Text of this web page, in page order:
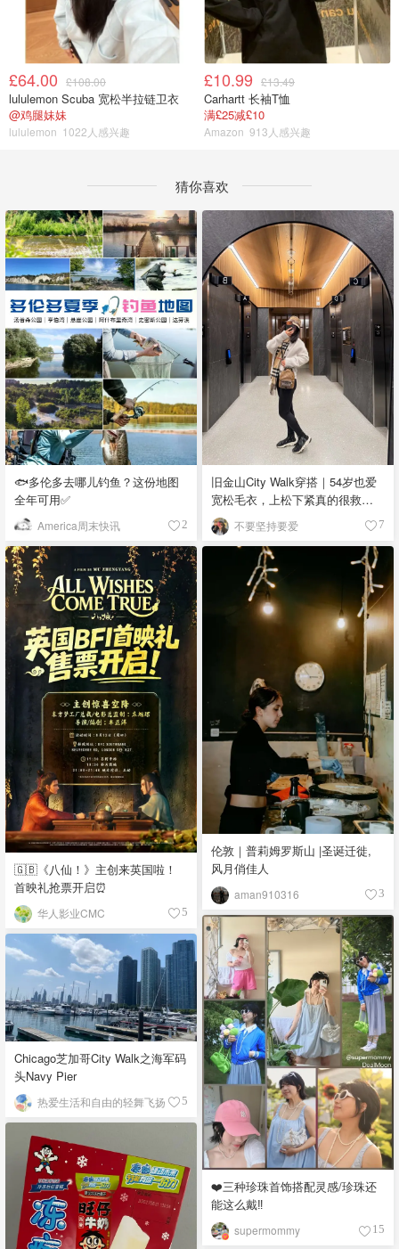
£64.00 £108.00
lululemon Scuba 宽松半拉链卫衣
@鸡腿妹妹
lululemon 1022人感兴趣
£10.99 £13.49
Carhartt 长袖T恤
满£25减£10
Amazon 913人感兴趣
猜你喜欢
🐟多伦多去哪儿钓鱼？这份地图
全年可用✅
America周末快讯 2
旧金山City Walk穿搭｜54岁也爱
宽松毛衣，上松下紧真的很救比
例
不要坚持要爱 7
🇬🇧《八仙！》主创来英国啦！
首映礼抢票开启⏰
华人影业CMC 5
伦敦｜普莉姆罗斯山 |圣诞迁徙,
风月俏佳人
aman910316 3
❤️三种珍珠首饰搭配灵感/珍珠还
能这么戴‼️
supermommy 15
Chicago芝加哥City Walk之海军码
头Navy Pier
热爱生活和自由的轻舞飞扬 5